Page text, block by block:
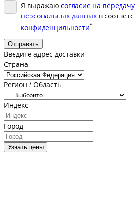
Я выражаю согласие на
персональных данных в
конфиденцильности*
Отправить
Введите адрес доставки
Страна
Регион / Область
Индекс
Город
Узнать цены